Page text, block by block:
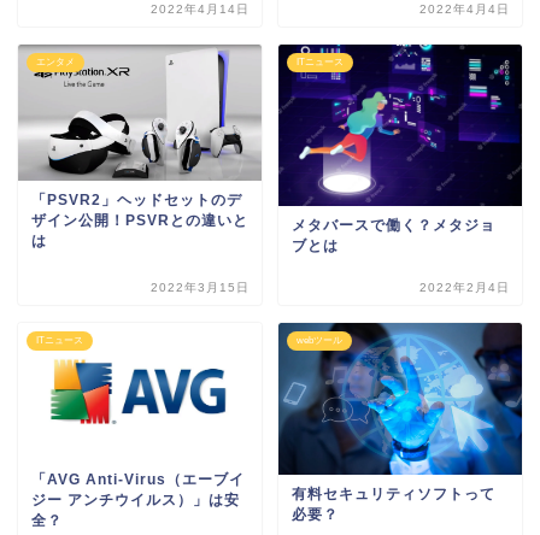
2022年4月14日 2022年4月4日
エンタメ
「PSVR2」ヘッドセットのデ
ザイン公開！PSVRとの違いと
は
2022年3月15日
ITニュース
メタバースで働く？メタジョ
ブとは
2022年2月4日
ITニュース
「AVG Anti-Virus（エーブイ
ジー アンチウイルス）」は安
全？
webツール
有料セキュリティソフトって
必要？